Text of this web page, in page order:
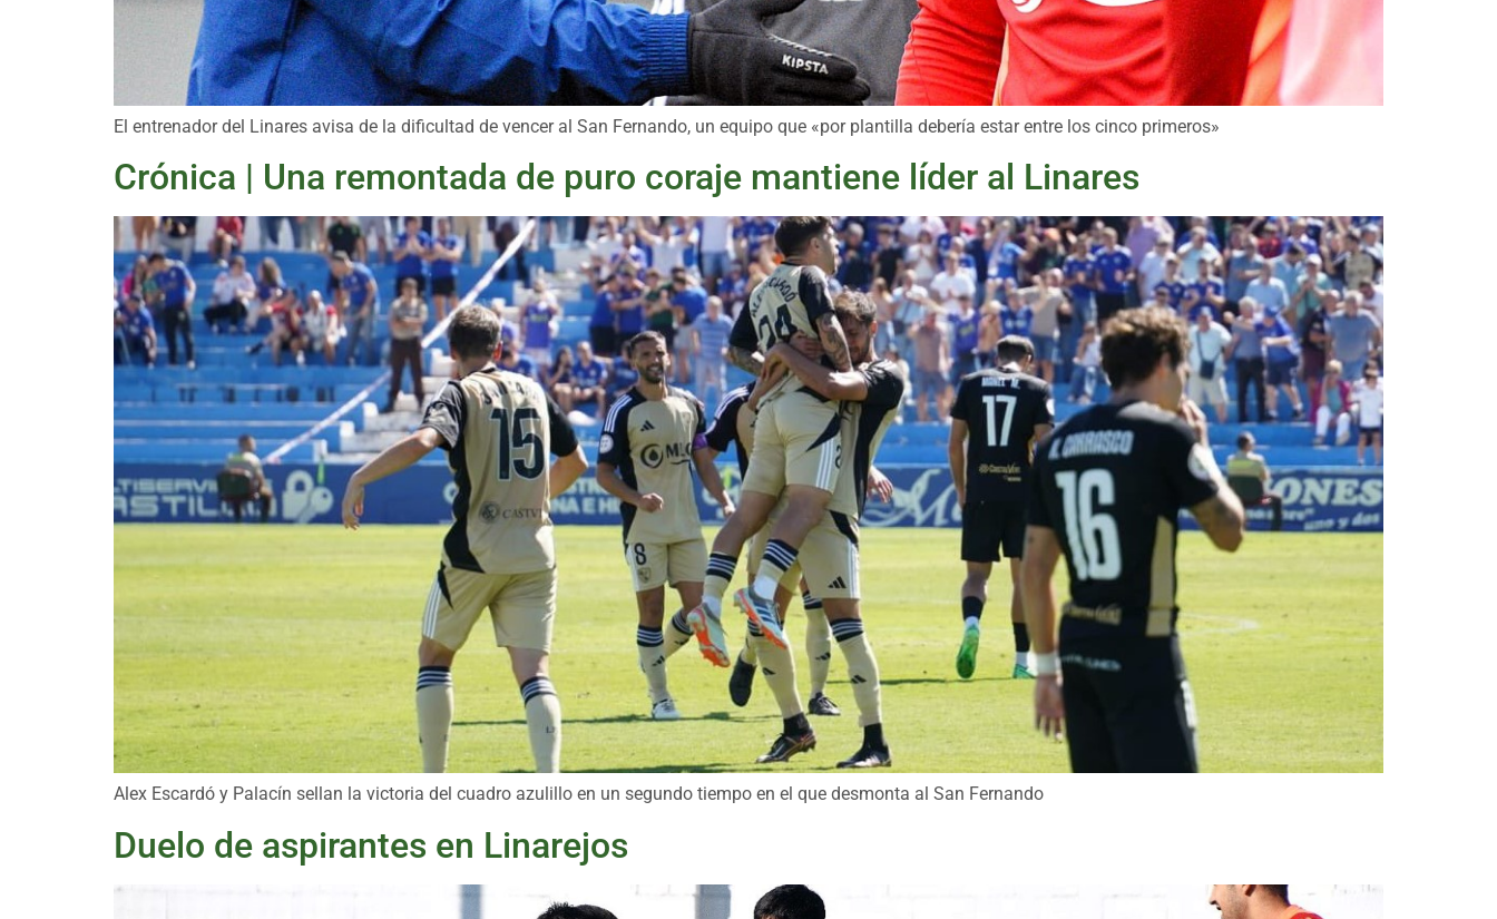
El entrenador del Linares avisa de la dificultad de vencer al San Fernando, un equipo que «por plantilla debería estar entre los cinco primeros»
Crónica | Una remontada de puro coraje mantiene líder al Linares
Alex Escardó y Palacín sellan la victoria del cuadro azulillo en un segundo tiempo en el que desmonta al San Fernando
Duelo de aspirantes en Linarejos